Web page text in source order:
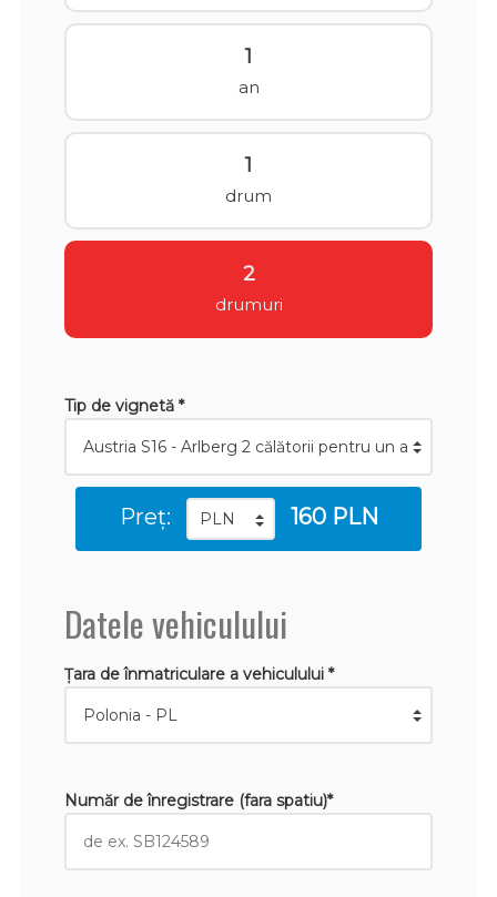
1
an
1
drum
2
drumuri
Tip de vignetă *
Preț: 160 PLN
Datele vehiculului
Țara de înmatriculare a vehiculului *
Număr de înregistrare (fara spatiu)*